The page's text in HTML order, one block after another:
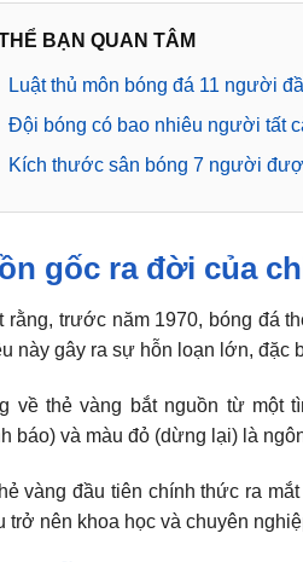
BẠN QUAN TÂM
Luật thủ môn bóng đá 11 người
Đội bóng có bao nhiêu người tất
Kích thước sân bóng 7 người
gốc ra đời của
rằng, trước năm 1970, bóng đá
này gây ra sự hỗn loạn lớn, đặc
về thẻ vàng bắt nguồn từ một
báo) và màu đỏ (dừng lại) là
vàng đầu tiên chính thức ra
trở nên khoa học và chuyên